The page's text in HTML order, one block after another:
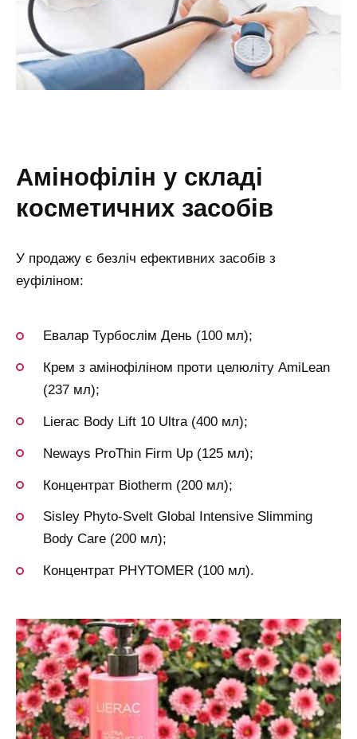
амінофілін у складі
косметичних засобів
У продажу є безліч ефективних засобів з
еуфіліном:
Евалар Турбослім День (100 мл);
Крем з амінофіліном проти целюліту AmiLean
(237 мл);
Lierac Body Lift 10 Ultra (400 мл);
Neways ProThin Firm Up (125 мл);
Концентрат Biotherm (200 мл);
Sisley Phyto-Svelt Global Intensive Slimming
Body Care (200 мл);
Концентрат PHYTOMER (100 мл).